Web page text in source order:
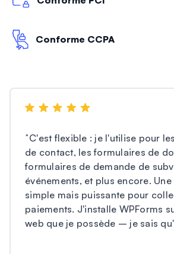
Conforme CCPA
"C'est flexible : je l'utilise pour
de contact, les formulaires de
formulaires de demande de
événements, et plus encore.
simple mais puissante pour
paiements. J'installe WPForms
web que je possède – je sais